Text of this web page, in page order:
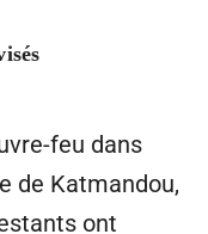
feu dans
de Katmandou,
ont